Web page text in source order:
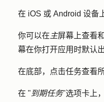
在 iOS 或 Android 设备
你可以在 主屏幕上查看
幕在你打开应用时默认出
在底部，点击任务查看
在 "到期任务"选项卡上